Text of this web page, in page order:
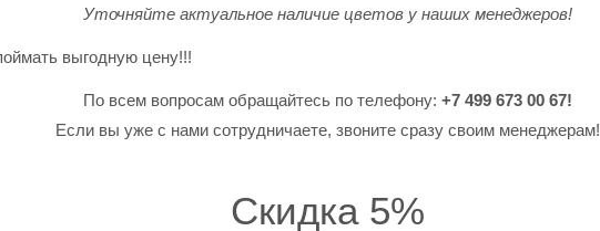
Уточняйте актуальное наличие цветов у наших менеджеров!
выгодную цену!!!
По всем вопросам обращайтесь по телефону: +7 499 673 00 67!
Если вы уже с нами сотрудничаете, звоните сразу своим менеджерам!
Скидка 5%